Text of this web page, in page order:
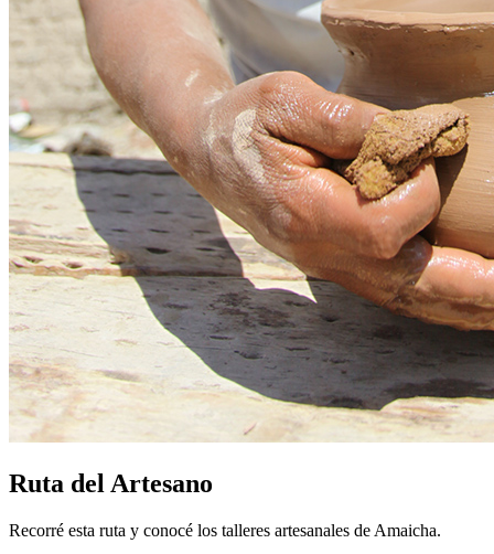
Ruta del Artesano
Recorré esta ruta y conocé los talleres artesanales de Amaicha.